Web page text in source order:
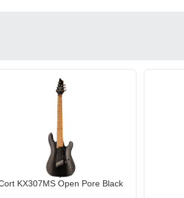
KX307MS Open Pore Black